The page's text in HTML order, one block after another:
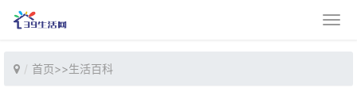
首页>>生活百科